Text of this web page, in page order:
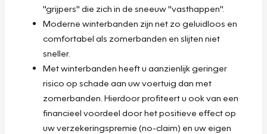
"grijpers" die zich in de sneeuw "vasthappen".
Moderne winterbanden zijn net zo geluidloos en
comfortabel als zomerbanden en slijten niet
sneller.
Met winterbanden heeft u aanzienlijk geringer
risico op schade aan uw voertuig dan met
zomerbanden. Hierdoor profiteert u ook van een
financieel voordeel door het positieve effect op
uw verzekeringspremie (no-claim) en uw eigen